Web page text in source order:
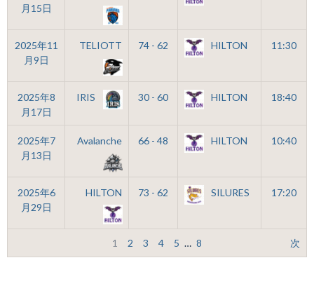
月15日
2025年11
月9日
TELIOTT 74 - 62 HILTON 11:30
2025年8
月17日
IRIS 30 - 60 HILTON 18:40
2025年7
月13日
Avalanche 66 - 48 HILTON 10:40
2025年6
月29日
HILTON 73 - 62 SILURES 17:20
1 2 3 4 5 … 8 次